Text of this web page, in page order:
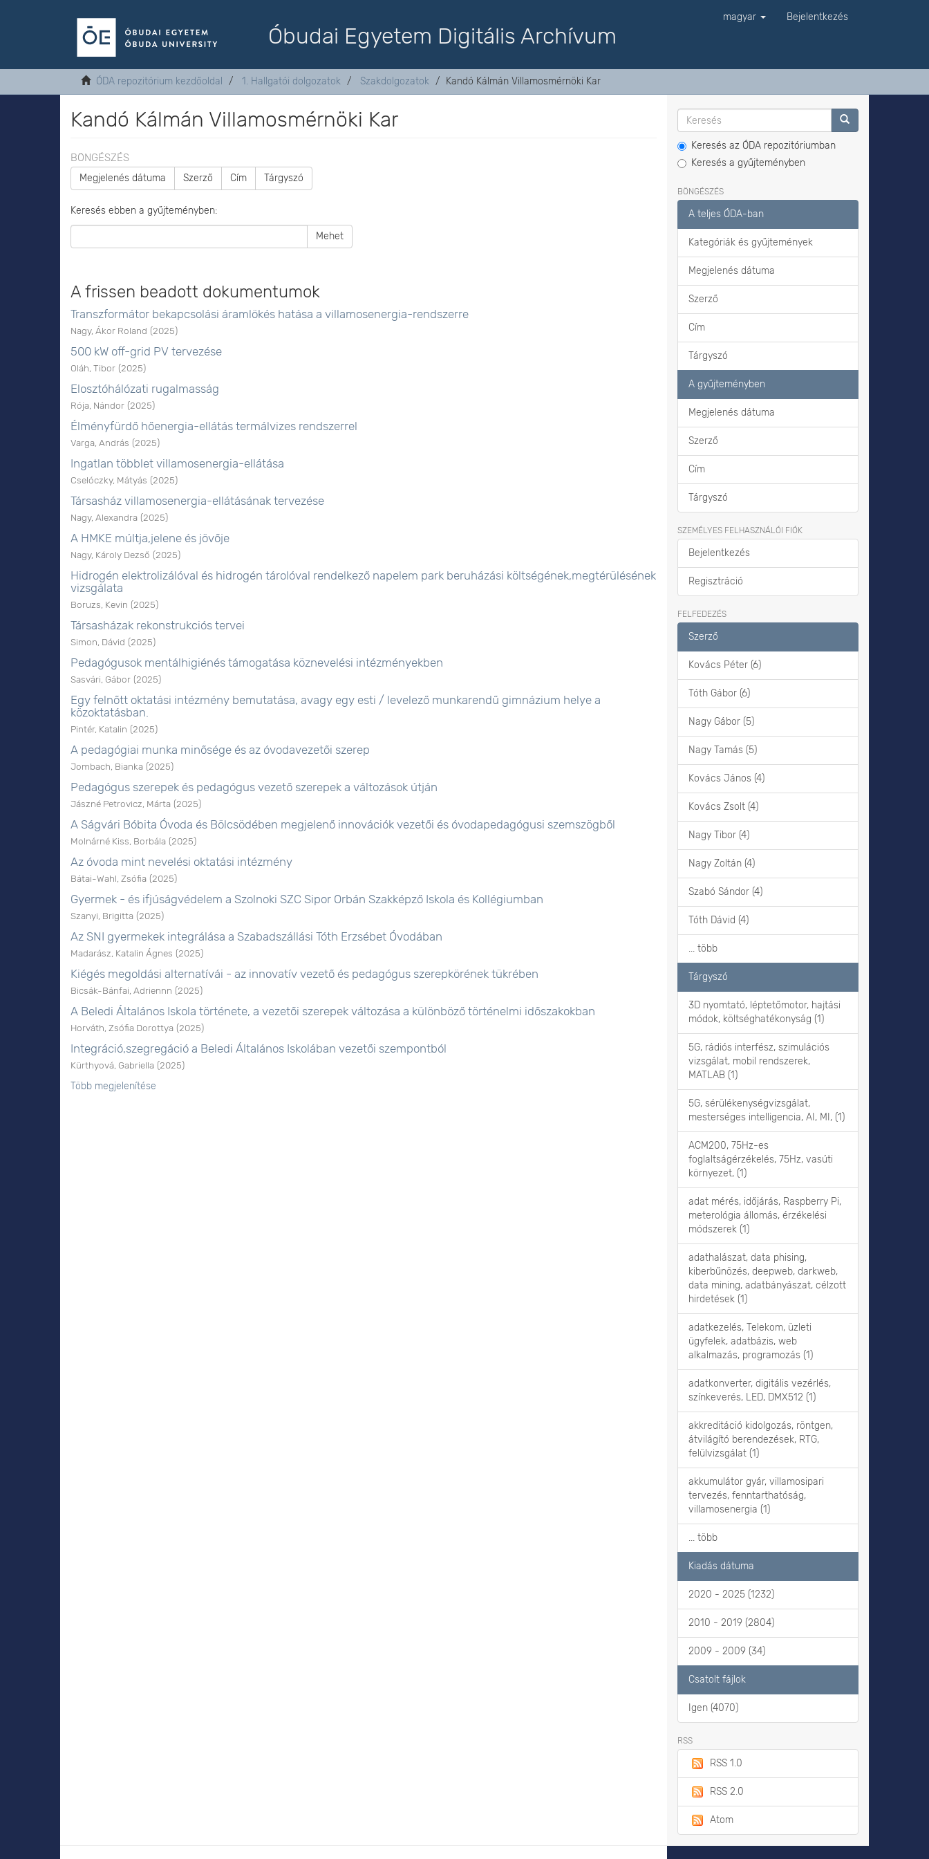
Óbudai Egyetem Digitális Archívum
magyar Bejelentkezés
ÓDA repozitórium kezdőoldal 1. Hallgatói dolgozatok Szakdolgozatok Kandó Kálmán Villamosmérnöki Kar
Kandó Kálmán Villamosmérnöki Kar
BÖNGÉSZÉS
Megjelenés dátuma Szerző Cím Tárgyszó
Keresés ebben a gyűjteményben:
Mehet
A frissen beadott dokumentumok
Transzformátor bekapcsolási áramlökés hatása a villamosenergia-rendszerre
Nagy, Ákor Roland (2025)
500 kW off-grid PV tervezése
Oláh, Tibor (2025)
Elosztóhálózati rugalmasság
Rója, Nándor (2025)
Élményfürdő hőenergia-ellátás termálvizes rendszerrel
Varga, András (2025)
Ingatlan többlet villamosenergia-ellátása
Cselóczky, Mátyás (2025)
Társasház villamosenergia-ellátásának tervezése
Nagy, Alexandra (2025)
A HMKE múltja,jelene és jövője
Nagy, Károly Dezső (2025)
Hidrogén elektrolizálóval és hidrogén tárolóval rendelkező napelem park beruházási költségének,megtérülésének
vizsgálata
Boruzs, Kevin (2025)
Társasházak rekonstrukciós tervei
Simon, Dávid (2025)
Pedagógusok mentálhigiénés támogatása köznevelési intézményekben
Sasvári, Gábor (2025)
Egy felnőtt oktatási intézmény bemutatása, avagy egy esti / levelező munkarendű gimnázium helye a
közoktatásban.
Pintér, Katalin (2025)
A pedagógiai munka minősége és az óvodavezetői szerep
Jombach, Bianka (2025)
Pedagógus szerepek és pedagógus vezető szerepek a változások útján
Jászné Petrovicz, Márta (2025)
A Ságvári Bóbita Óvoda és Bölcsödében megjelenő innovációk vezetői és óvodapedagógusi szemszögből
Molnárné Kiss, Borbála (2025)
Az óvoda mint nevelési oktatási intézmény
Bátai-Wahl, Zsófia (2025)
Gyermek - és ifjúságvédelem a Szolnoki SZC Sipor Orbán Szakképző Iskola és Kollégiumban
Szanyi, Brigitta (2025)
Az SNI gyermekek integrálása a Szabadszállási Tóth Erzsébet Óvodában
Madarász, Katalin Ágnes (2025)
Kiégés megoldási alternatívái - az innovatív vezető és pedagógus szerepkörének tükrében
Bicsák-Bánfai, Adriennn (2025)
A Beledi Általános Iskola története, a vezetői szerepek változása a különböző történelmi időszakokban
Horváth, Zsófia Dorottya (2025)
Integráció,szegregáció a Beledi Általános Iskolában vezetői szempontból
Kürthyová, Gabriella (2025)
Több megjelenítése
Keresés az ÓDA repozitóriumban
Keresés a gyűjteményben
BÖNGÉSZÉS
A teljes ÓDA-ban
Kategóriák és gyűjtemények
Megjelenés dátuma
Szerző
Cím
Tárgyszó
A gyűjteményben
Megjelenés dátuma
Szerző
Cím
Tárgyszó
SZEMÉLYES FELHASZNÁLÓI FIÓK
Bejelentkezés
Regisztráció
FELFEDEZÉS
Szerző
Kovács Péter (6)
Tóth Gábor (6)
Nagy Gábor (5)
Nagy Tamás (5)
Kovács János (4)
Kovács Zsolt (4)
Nagy Tibor (4)
Nagy Zoltán (4)
Szabó Sándor (4)
Tóth Dávid (4)
... több
Tárgyszó
3D nyomtató, léptetőmotor, hajtási
módok, költséghatékonyság (1)
5G, rádiós interfész, szimulációs
vizsgálat, mobil rendszerek,
MATLAB (1)
5G, sérülékenységvizsgálat,
mesterséges intelligencia, AI, MI, (1)
ACM200, 75Hz-es
foglaltságérzékelés, 75Hz, vasúti
környezet, (1)
adat mérés, időjárás, Raspberry Pi,
meterológia állomás, érzékelési
módszerek (1)
adathalászat, data phising,
kiberbűnözés, deepweb, darkweb,
data mining, adatbányászat, célzott
hirdetések (1)
adatkezelés, Telekom, üzleti
ügyfelek, adatbázis, web
alkalmazás, programozás (1)
adatkonverter, digitális vezérlés,
színkeverés, LED, DMX512 (1)
akkreditáció kidolgozás, röntgen,
átvilágító berendezések, RTG,
felülvizsgálat (1)
akkumulátor gyár, villamosipari
tervezés, fenntarthatóság,
villamosenergia (1)
... több
Kiadás dátuma
2020 - 2025 (1232)
2010 - 2019 (2804)
2009 - 2009 (34)
Csatolt fájlok
Igen (4070)
RSS
RSS 1.0
RSS 2.0
Atom